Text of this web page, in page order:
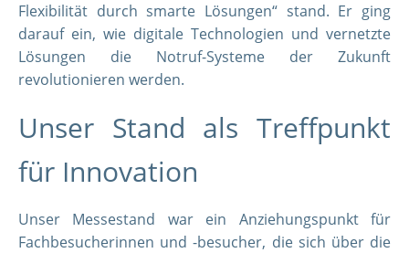
Flexibilität durch smarte Lösungen“ stand. Er ging
darauf ein, wie digitale Technologien und vernetzte
Lösungen die Notruf-Systeme der Zukunft
revolutionieren werden.
Unser Stand als Treffpunkt
für Innovation
Unser Messestand war ein Anziehungspunkt für
Fachbesucherinnen und -besucher, die sich über die